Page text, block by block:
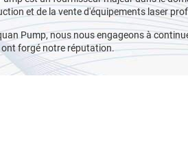
et de la vente d'équipements laser
Pump, nous nous engageons à
forgé notre réputation.